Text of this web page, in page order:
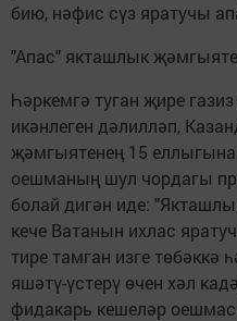
бию, нәфис сүз яратучы
"Апас" якташлык
Һәркемгә туган җире
икәнлеген дәлилләп,
җәмгыятенең 15
оешманың шул чордагы
болай дигән иде:
кече Ватанын ихлас
тире тамган изге
яшәтү-үстерү өчен хәл
фидакарь кешеләр